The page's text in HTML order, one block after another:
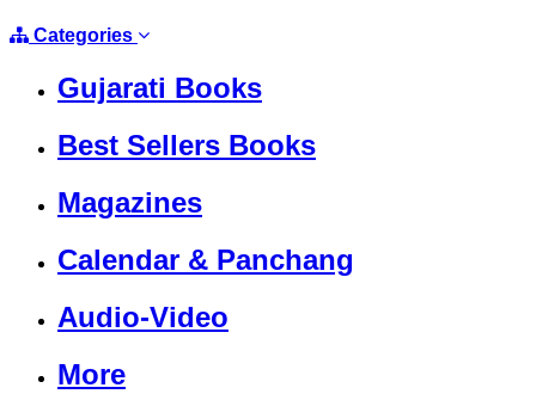
Categories
Gujarati Books
Best Sellers Books
Magazines
Calendar & Panchang
Audio-Video
More